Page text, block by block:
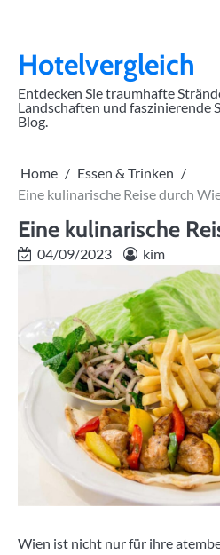
contentHotelvergleich
Entdecken Sie traumhafte
Landschaften und faszinierende
Blog.
Home
Essen & Trinken
Eine kulinarische Reise durch
Eine kulinarische
04/09/2023 kim
Wien ist nicht nur für ihre